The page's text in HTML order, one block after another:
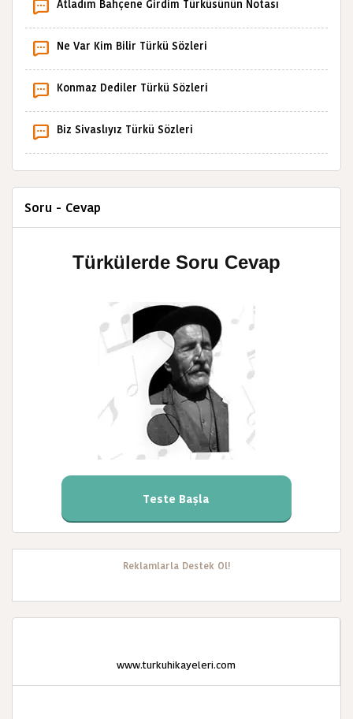
Atladım Bahçene Girdim Türküsünün Notası
Ne Var Kim Bilir Türkü Sözleri
Konmaz Dediler Türkü Sözleri
Biz Sivaslıyız Türkü Sözleri
Soru - Cevap
Türkülerde Soru Cevap
Teste Başla
Reklamlarla Destek Ol!
www.turkuhikayeleri.com